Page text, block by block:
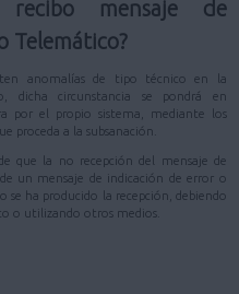
mensaje de
Telemático?
anomalías de tipo técnico en la
dicha circunstancia se pondrá en
por el propio sistema, mediante los
proceda a la subsanación.
que la no recepción del mensaje de
un mensaje de indicación de error o
se ha producido la recepción, debiendo
o utilizando otros medios.